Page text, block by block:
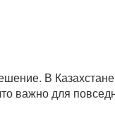
В Казахстане
важно для